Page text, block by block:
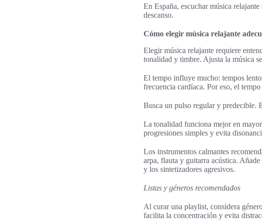
En España, escuchar música
descanso.
Cómo elegir música relajante
Elegir música relajante requiere
tonalidad y timbre. Ajusta la música
El tempo influye mucho: tempos
frecuencia cardíaca. Por eso, el
Busca un pulso regular y predecible.
La tonalidad funciona mejor en
progresiones simples y evita
Los instrumentos calmantes
arpa, flauta y guitarra acústica.
y los sintetizadores agresivos.
Listas y géneros recomendados
Al curar una playlist, considera
facilita la concentración y evita